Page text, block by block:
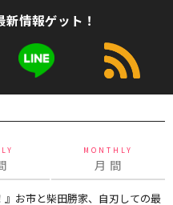
情報ゲット！
MONTHLY
月 間
』お市と柴田勝家、自刃しての最